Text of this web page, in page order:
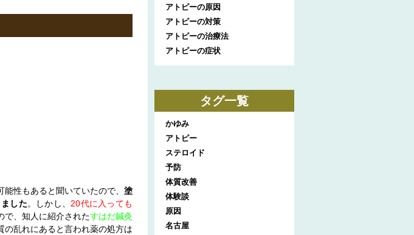
性もあると聞いていたので、 塗
した。しかし、 20代に入っても
で、知人に紹介されたすはだ鍼灸
乱れにあると言われ薬の処方は
アトピーの原因
アトピーの対策
アトピーの治療法
アトピーの症状
タグ一覧
かゆみ
アトピー
ステロイド
予防
体質改善
体験談
原因
名古屋